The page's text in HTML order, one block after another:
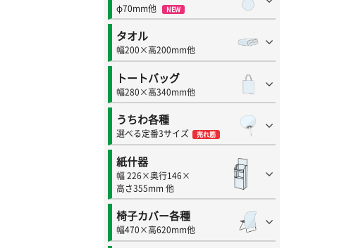
φ70mm他 NEW
タオル
幅200×高200mm他
トートバッグ
幅280×高340mm他
うちわ各種
選べる定番3サイズ 売れ筋
紙什器
幅 226×奥行146×
高さ355mm 他
椅子カバー各種
幅470×高620mm他